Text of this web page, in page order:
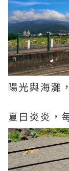
陽光與海灘
夏日炎炎，